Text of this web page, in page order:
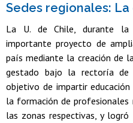
Sedes regionales:
La U. de Chile, durante
importante proyecto de
país mediante la creación de
gestado bajo la rectoría
objetivo de impartir
la formación de profesionales
las zonas respectivas, y